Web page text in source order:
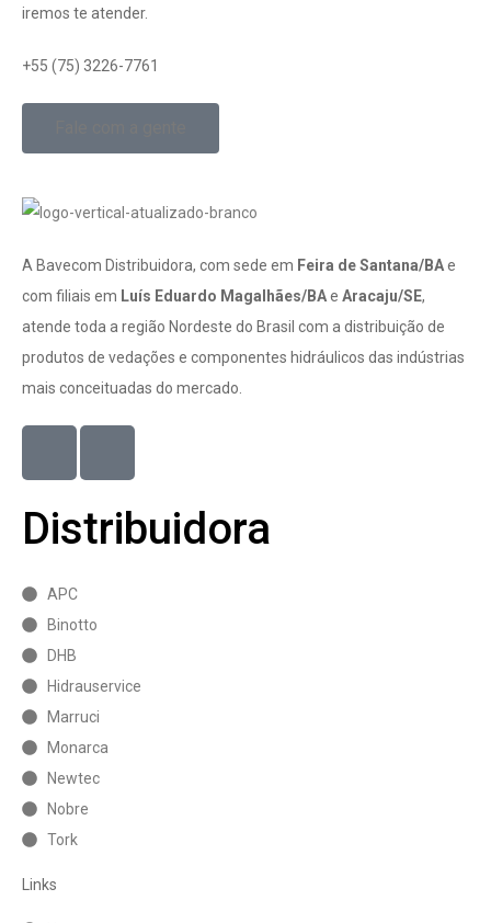
iremos te atender.
+55 (75) 3226-7761
A Bavecom Distribuidora, com sede em Feira de Santana/BAe
com filiais em Luís Eduardo Magalhães/BAe Aracaju/SE,
atende toda a região Nordeste do Brasil com a distribuição de
produtos de vedações e componentes hidráulicos das indústrias
mais conceituadas do mercado.
Distribuidora
APC
Binotto
DHB
Hidrauservice
Marruci
Monarca
Newtec
Nobre
Tork
Links